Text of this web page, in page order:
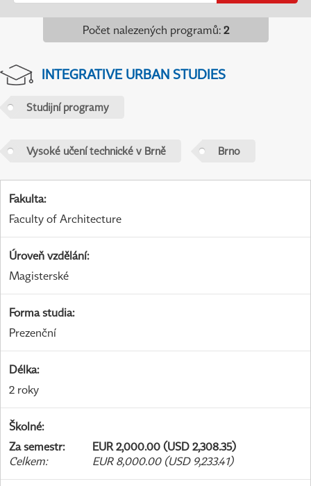
Počet nalezených programů: 2
INTEGRATIVE URBAN STUDIES
Studijní programy
Vysoké učení technické v Brně Brno
Fakulta:
Faculty of Architecture
Úroveň vzdělání:
Magisterské
Forma studia:
Prezenční
Délka:
2 roky
Školné:
Za semestr:
EUR 2,000.00 (USD 2,308.35)
Celkem: EUR 8,000.00 (USD 9,233.41)